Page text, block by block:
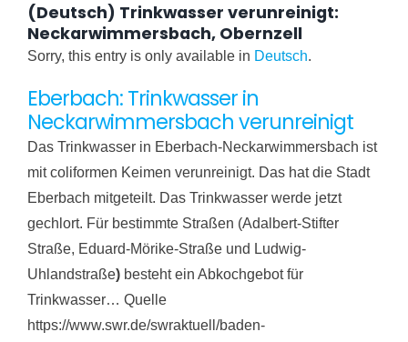
(Deutsch) Trinkwasser verunreinigt:
Neckarwimmersbach, Obernzell
Sorry, this entry is only available in Deutsch.
Eberbach: Trinkwasser in
Neckarwimmersbach verunreinigt
Das Trinkwasser in Eberbach-Neckarwimmersbach ist
mit coliformen Keimen verunreinigt. Das hat die Stadt
Eberbach mitgeteilt. Das Trinkwasser werde jetzt
gechlort. Für bestimmte Straßen (Adalbert-Stifter
Straße, Eduard-Mörike-Straße und Ludwig-
Uhlandstraße) besteht ein Abkochgebot für
Trinkwasser… Quelle
https://www.swr.de/swraktuell/baden-